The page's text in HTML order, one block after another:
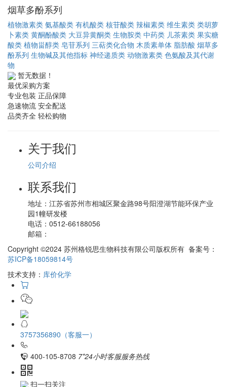
烟草多酚系列
植物激素类 氨基酸类 有机酸类 核苷酸类 辣椒素类 维生素类 类胡萝
卜素类 黄酮酚酸类 大豆异黄酮类 生物胺类 中药类 儿茶素类 果实糖
酸类 植物甾醇类 皂苷系列 三萜类化合物 木质素单体 脂肪酸 烟草多
酚系列 生物碱及其他指标 神经递质类 动物激素类 色氨酸及其代谢
物
暂无数据！
最优采购方案
专业包装 正品保障
急速物流 安全配送
品类齐全 轻松购物
关于我们
公司介绍
联系我们
地址： 江苏省苏州市相城区聚金路98号阳澄湖节能环保产业
园1幢研发楼
电话： 0512-66188056
邮箱：
Copyright ©2024 苏州格锐思生物科技有限公司版权所有 备案号：
苏ICP备18059814号
技术支持： 库价化学
3757356890（客服一）
400-105-8708 7*24小时客服服务热线
扫一扫关注